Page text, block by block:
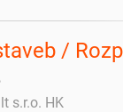
/
s.r.o. HK